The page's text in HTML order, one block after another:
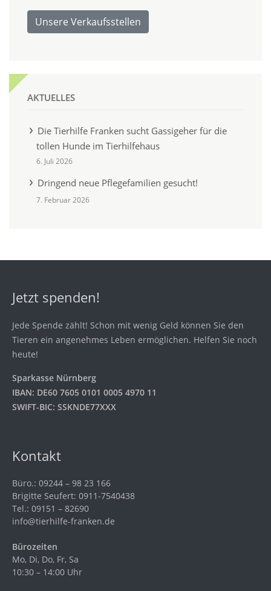
Unsere Verkaufsstellen
AKTUELLES
Die Tierhilfe Franken sucht Gassigeher für die
tollen Hunde im Tierhilfehaus
6. Juli 2026
Dringend neue Pflegefamilien gesucht!
7. Februar 2026
Jetzt spenden!
Jede Spende zählt! Schon mit wenig Geld können Sie den
Tieren ein angenehmes Leben ermöglichen. Helfen Sie noch
heute!
Sparkasse Nürnberg
IBAN: DE60 7605 0101 0005 4970 11
SWIFT-BIC: SSKNDE77XXX
Kontakt
Büro.: 09244 – 98 23 166
Brigitte Seufert: 0911-7540438
Tel.: 09151 – 82690
info@tierhilfe-franken.de
Bürozeiten
Mo, Di, Do, Fr, Sa
10:30 – 14:00 Uhr